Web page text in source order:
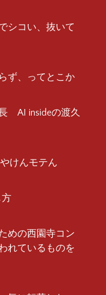
シコい、抜いて
ず、ってとこか
AI insideの渡久
けんモテん
方
めの西園寺コン
れているものを